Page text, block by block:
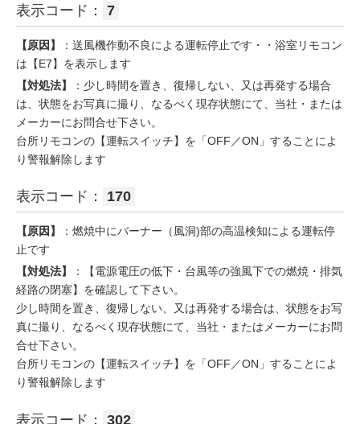
表示コード： 7
【原因】
：送風機作動不良による運転停止です・・浴室リモコン
は【E7】を表示します
【対処法】
：少し時間を置き、復帰しない、又は再発する場合
は、状態をお写真に撮り、なるべく現存状態にて、当社・または
メーカーにお問合せ下さい。
台所リモコンの【運転スイッチ】を「OFF／ON」することによ
り警報解除します
表示コード： 170
【原因】
：燃焼中にバーナー（風洞)部の高温検知による運転停
止です
【対処法】
：【電源電圧の低下・台風等の強風下での燃焼・排気
経路の閉塞】を確認して下さい。
少し時間を置き、復帰しない、又は再発する場合は、状態をお写
真に撮り、なるべく現存状態にて、当社・またはメーカーにお問
合せ下さい。
台所リモコンの【運転スイッチ】を「OFF／ON」することによ
り警報解除します
表示コード： 302